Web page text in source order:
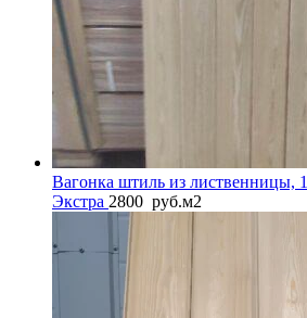
Вагонка штиль из лиственницы,
Экстра 2800 руб.м2